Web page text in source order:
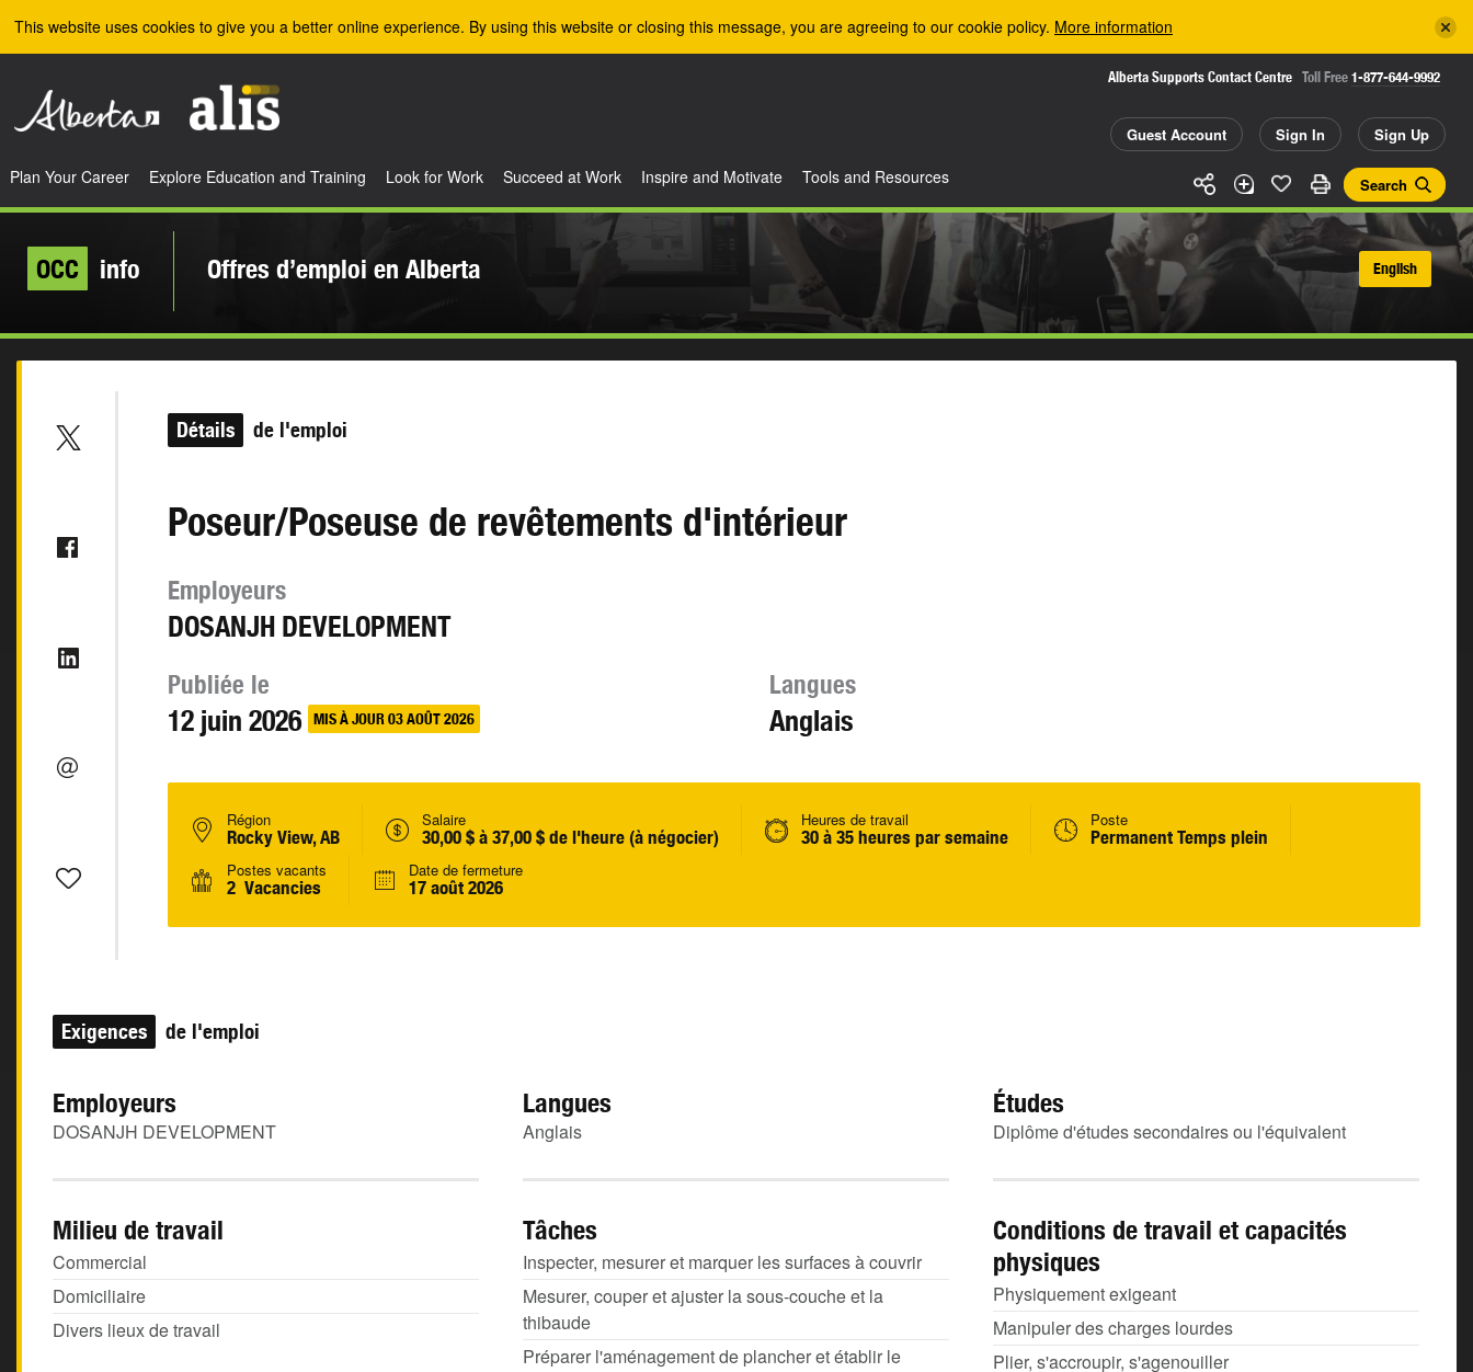
This website uses cookies to give you a better online experience. By using this website or closing this message, you are agreeing to our cookie policy. More information
Alberta Supports Contact Centre Toll Free 1-877-644-9992
Guest Account Sign In Sign Up
Search
Plan Your Career Explore Education and Training Look for Work Succeed at Work Inspire and Motivate Tools and Resources
OCC info Offres d’emploi en Alberta English
Détails de l'emploi
Poseur/Poseuse de revêtements d'intérieur
Employeurs
DOSANJH DEVELOPMENT
Publiée le
12 juin 2026 MIS À JOUR 03 AOÛT 2026
Langues
Anglais
Région
Rocky View, AB
Salaire
30,00 $ à 37,00 $ de l'heure (à négocier)
Heures de travail
30 à 35 heures par semaine
Poste
Permanent Temps plein
Postes vacants
2 Vacancies
Date de fermeture
17 août 2026
Exigences de l'emploi
Employeurs
DOSANJH DEVELOPMENT
Langues
Anglais
Études
Diplôme d'études secondaires ou l'équivalent
Milieu de travail
Commercial
Domiciliaire
Divers lieux de travail
Tâches
Inspecter, mesurer et marquer les surfaces à couvrir
Mesurer, couper et ajuster la sous-couche et la
thibaude
Préparer l'aménagement de plancher et établir le
Conditions de travail et capacités
physiques
Physiquement exigeant
Manipuler des charges lourdes
Plier, s'accroupir, s'agenouiller